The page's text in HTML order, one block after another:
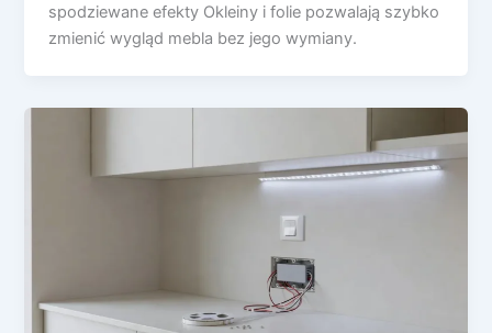
spodziewane efekty Okleiny i folie pozwalają szybko
zmienić wygląd mebla bez jego wymiany.